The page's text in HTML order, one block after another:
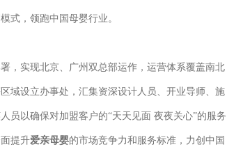
式，领跑中国母婴行业。
实现北京、广州双总部运作，运营体系覆盖南北
域设立办事处，汇集资深设计人员、开业导师、施
员以确保对加盟客户的“天天见面 夜夜关心”的服务
提升爱亲母婴的市场竞争力和服务标准，力创中国